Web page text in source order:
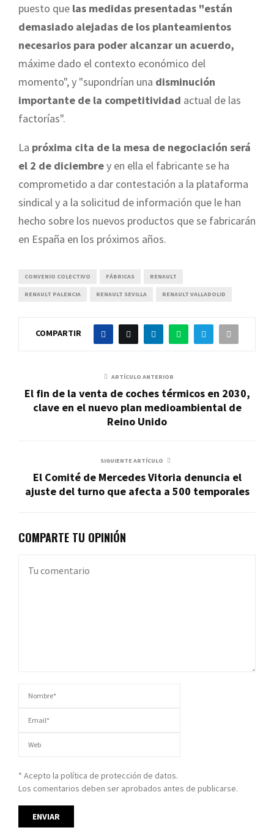
puesto que las medidas presentadas "están
demasiado alejadas de los planteamientos
necesarios para poder alcanzar un acuerdo,
máxime dado el contexto económico del
momento", y "supondrían una disminución
importante de la competitividad actual de las
factorías".
La próxima cita de la mesa de negociación será
el 2 de diciembrey en ella el fabricante se ha
comprometido a dar contestación a la plataforma
sindical y a la solicitud de información que le han
hecho sobre los nuevos productos que se fabricarán
en España en los próximos años.
CONVENIO COLECTIVO FÁBRICAS RENAULT
RENAULT PALENCIA RENAULT SEVILLA RENAULT VALLADOLID
COMPARTIR
ARTÍCULO ANTERIOR
El fin de la venta de coches térmicos en 2030,
clave en el nuevo plan medioambiental de
Reino Unido
SIGUIENTE ARTÍCULO
El Comité de Mercedes Vitoria denuncia el
ajuste del turno que afecta a 500 temporales
COMPARTE TU OPINIÓN
* Acepto la política de protección de datos.
Los comentarios deben ser aprobados antes de publicarse.